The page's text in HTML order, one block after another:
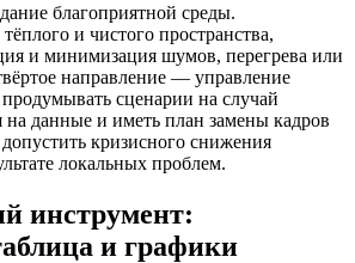
благоприятной среды.
и чистого пространства,
и минимизация шумов, перегрева или
направление — управление
сценарии на случай
на данные и иметь план замены кадров
кризисного снижения
локальных проблем.
инструмент:
и графики